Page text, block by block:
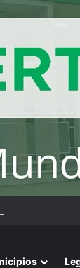
la marcha